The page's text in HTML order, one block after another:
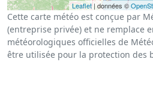
Leaflet| données ©
Cette carte météo est conçue par
(entreprise privée) et ne remplace
météorologiques officielles de
être utilisée pour la protection des